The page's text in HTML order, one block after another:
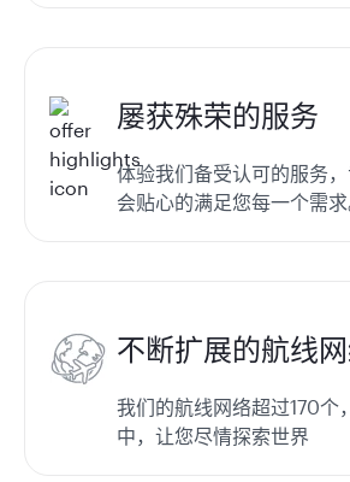
屡获殊荣的服务
体验我们备受认可的服务
会贴心的满足您每一个需求
不断扩展的航线
我们的航线网络超过170个
中，让您尽情探索世界